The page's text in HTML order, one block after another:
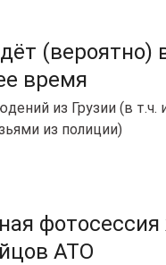
(вероятно)
время
из Грузии (в т.ч.
из полиции)
АТО